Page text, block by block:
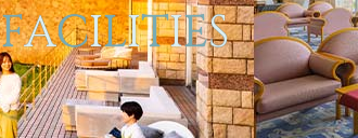
FACILITIES